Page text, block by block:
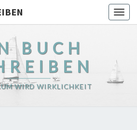
BUCH
WIRD WIRKLICHKEIT